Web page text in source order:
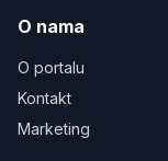
O nama
O portalu
Kontakt
Marketing